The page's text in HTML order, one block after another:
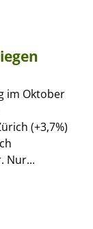
im Oktober
(+3,7%)
Nur...